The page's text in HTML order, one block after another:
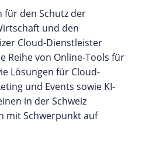
für den Schutz der
und den
Cloud-Dienstleister
Reihe von Online-Tools für
Lösungen für Cloud-
und Events sowie KI-
in der Schweiz
mit Schwerpunkt auf